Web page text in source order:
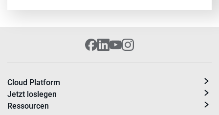
Cloud Platform
Jetzt loslegen
Ressourcen